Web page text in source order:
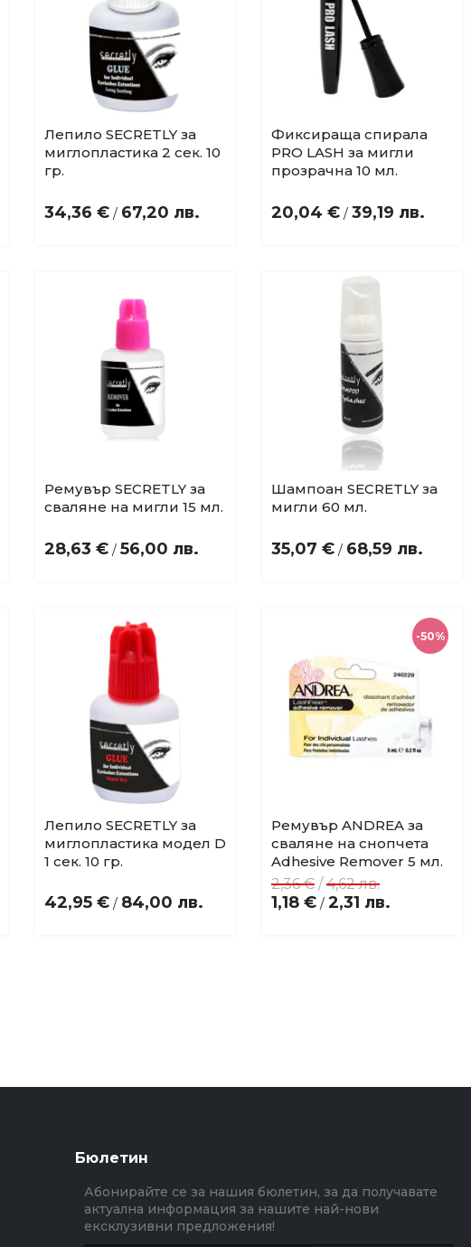
Добави
в
Лепило SECRETLY за
миглопластика 2 сек. 10
гр.
34,36 € / 67,20 лв.
Добави
в
любими
Фиксираща спирала
PRO LASH за мигли
прозрачна 10 мл.
20,04 € / 39,19 лв.
Добави
в
Купи
Ремувър SECRETLY за
сваляне на мигли 15 мл.
28,63 € / 56,00 лв.
Купи
Шампоан SECRETLY за
мигли 60 мл.
35,07 € / 68,59 лв.
в
Лепило SECRETLY за
миглопластика модел D
1 сек. 10 гр.
42,95 € / 84,00 лв.
-50%
в
любими
Ремувър ANDREA за
сваляне на снопчета
Adhesive Remover 5 мл.
1,18 € / 2,31 лв.
2,36 € /4,62 лв.
Бюлетин
Абонирайте се за нашия бюлетин, за да получавате
актуална информация за нашите най-нови
ексклузивни предложения!